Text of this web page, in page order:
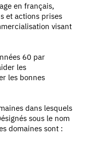
en français,
et actions prises
visant
60 par
les
les bonnes
dans lesquels
sous le nom
domaines sont :